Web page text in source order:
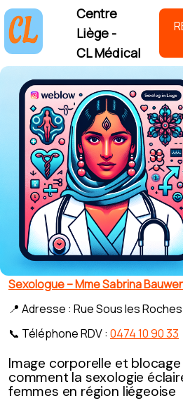
Centre
Liège -
CL Médical
Sexologue – Mme Sabrina
📍 Adresse : Rue Sous les
📞 Téléphone RDV : 0474 10 90 33
Image corporelle et
comment la sexologie
femmes en région liégeoise